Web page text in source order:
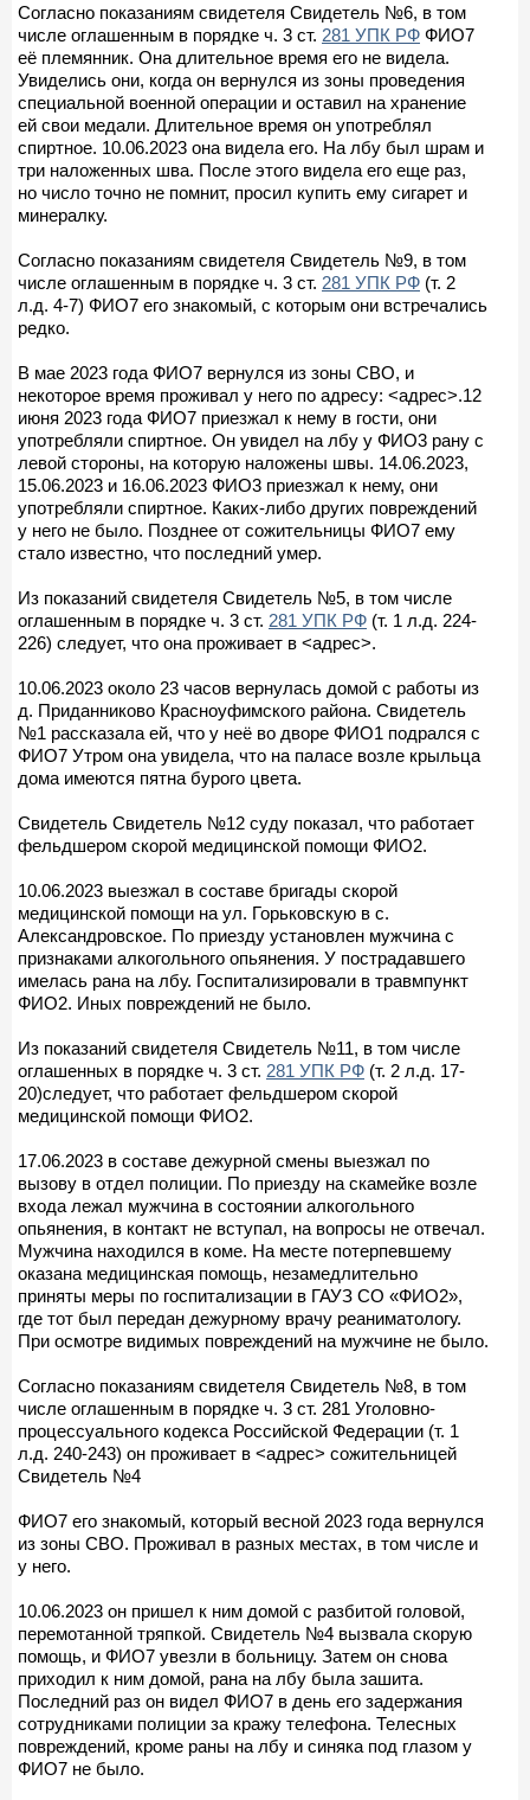
Согласно показаниям свидетеля Свидетель №6, в том
числе оглашенным в порядке ч. 3 ст. 281 УПК РФ ФИО7
её племянник. Она длительное время его не видела.
Увиделись они, когда он вернулся из зоны проведения
специальной военной операции и оставил на хранение
ей свои медали. Длительное время он употреблял
спиртное. 10.06.2023 она видела его. На лбу был шрам и
три наложенных шва. После этого видела его еще раз,
но число точно не помнит, просил купить ему сигарет и
минералку.
Согласно показаниям свидетеля Свидетель №9, в том
числе оглашенным в порядке ч. 3 ст. 281 УПК РФ (т. 2
л.д. 4-7) ФИО7 его знакомый, с которым они встречались
редко.
В мае 2023 года ФИО7 вернулся из зоны СВО, и
некоторое время проживал у него по адресу: <адрес>.12
июня 2023 года ФИО7 приезжал к нему в гости, они
употребляли спиртное. Он увидел на лбу у ФИО3 рану с
левой стороны, на которую наложены швы. 14.06.2023,
15.06.2023 и 16.06.2023 ФИО3 приезжал к нему, они
употребляли спиртное. Каких-либо других повреждений
у него не было. Позднее от сожительницы ФИО7 ему
стало известно, что последний умер.
Из показаний свидетеля Свидетель №5, в том числе
оглашенным в порядке ч. 3 ст. 281 УПК РФ (т. 1 л.д. 224-
226) следует, что она проживает в <адрес>.
10.06.2023 около 23 часов вернулась домой с работы из
д. Приданниково Красноуфимского района. Свидетель
№1 рассказала ей, что у неё во дворе ФИО1 подрался с
ФИО7 Утром она увидела, что на паласе возле крыльца
дома имеются пятна бурого цвета.
Свидетель Свидетель №12 суду показал, что работает
фельдшером скорой медицинской помощи ФИО2.
10.06.2023 выезжал в составе бригады скорой
медицинской помощи на ул. Горьковскую в с.
Александровское. По приезду установлен мужчина с
признаками алкогольного опьянения. У пострадавшего
имелась рана на лбу. Госпитализировали в травмпункт
ФИО2. Иных повреждений не было.
Из показаний свидетеля Свидетель №11, в том числе
оглашенных в порядке ч. 3 ст. 281 УПК РФ (т. 2 л.д. 17-
20)следует, что работает фельдшером скорой
медицинской помощи ФИО2.
17.06.2023 в составе дежурной смены выезжал по
вызову в отдел полиции. По приезду на скамейке возле
входа лежал мужчина в состоянии алкогольного
опьянения, в контакт не вступал, на вопросы не отвечал.
Мужчина находился в коме. На месте потерпевшему
оказана медицинская помощь, незамедлительно
приняты меры по госпитализации в ГАУЗ СО «ФИО2»,
где тот был передан дежурному врачу реаниматологу.
При осмотре видимых повреждений на мужчине не было.
Согласно показаниям свидетеля Свидетель №8, в том
числе оглашенным в порядке ч. 3 ст. 281 Уголовно-
процессуального кодекса Российской Федерации (т. 1
л.д. 240-243) он проживает в <адрес> сожительницей
Свидетель №4
ФИО7 его знакомый, который весной 2023 года вернулся
из зоны СВО. Проживал в разных местах, в том числе и
у него.
10.06.2023 он пришел к ним домой с разбитой головой,
перемотанной тряпкой. Свидетель №4 вызвала скорую
помощь, и ФИО7 увезли в больницу. Затем он снова
приходил к ним домой, рана на лбу была зашита.
Последний раз он видел ФИО7 в день его задержания
сотрудниками полиции за кражу телефона. Телесных
повреждений, кроме раны на лбу и синяка под глазом у
ФИО7 не было.